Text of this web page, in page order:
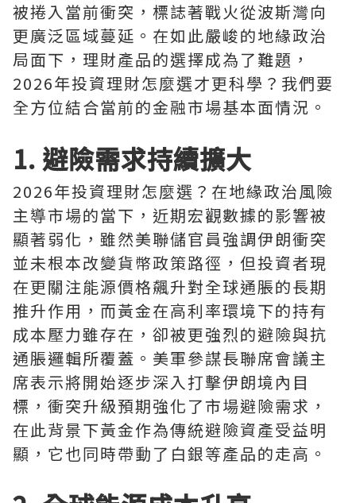
被捲入當前衝突，標誌著戰火從波斯灣向
更廣泛區域蔓延。在如此嚴峻的地緣政治
局面下，理財產品的選擇成為了難題，
2026年投資理財怎麼選才更科學？我們要
全方位結合當前的金融市場基本面情況。
1. 避險需求持續擴大
2026年投資理財怎麼選？在地緣政治風險
主導市場的當下，近期宏觀數據的影響被
顯著弱化，雖然美聯儲官員強調伊朗衝突
並未根本改變貨幣政策路徑，但投資者現
在更關注能源價格飆升對全球通脹的長期
推升作用，而黃金在高利率環境下的持有
成本壓力雖存在，卻被更強烈的避險與抗
通脹邏輯所覆蓋。美軍參謀長聯席會議主
席表示將開始逐步深入打擊伊朗境內目
標，衝突升級預期強化了市場避險需求，
在此背景下黃金作為傳統避險資產受益明
顯，它也同時帶動了白銀等產品的走高。